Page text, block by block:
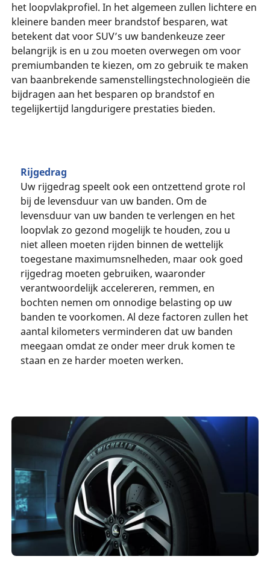
het loopvlakprofiel. In het algemeen zullen lichtere en
kleinere banden meer brandstof besparen, wat
betekent dat voor SUV’s uw bandenkeuze zeer
belangrijk is en u zou moeten overwegen om voor
premiumbanden te kiezen, om zo gebruik te maken
van baanbrekende samenstellingstechnologieën die
bijdragen aan het besparen op brandstof en
tegelijkertijd langdurigere prestaties bieden.
Rijgedrag
Uw rijgedrag speelt ook een ontzettend grote rol
bij de levensduur van uw banden. Om de
levensduur van uw banden te verlengen en het
loopvlak zo gezond mogelijk te houden, zou u
niet alleen moeten rijden binnen de wettelijk
toegestane maximumsnelheden, maar ook goed
rijgedrag moeten gebruiken, waaronder
verantwoordelijk accelereren, remmen, en
bochten nemen om onnodige belasting op uw
banden te voorkomen. Al deze factoren zullen het
aantal kilometers verminderen dat uw banden
meegaan omdat ze onder meer druk komen te
staan en ze harder moeten werken.